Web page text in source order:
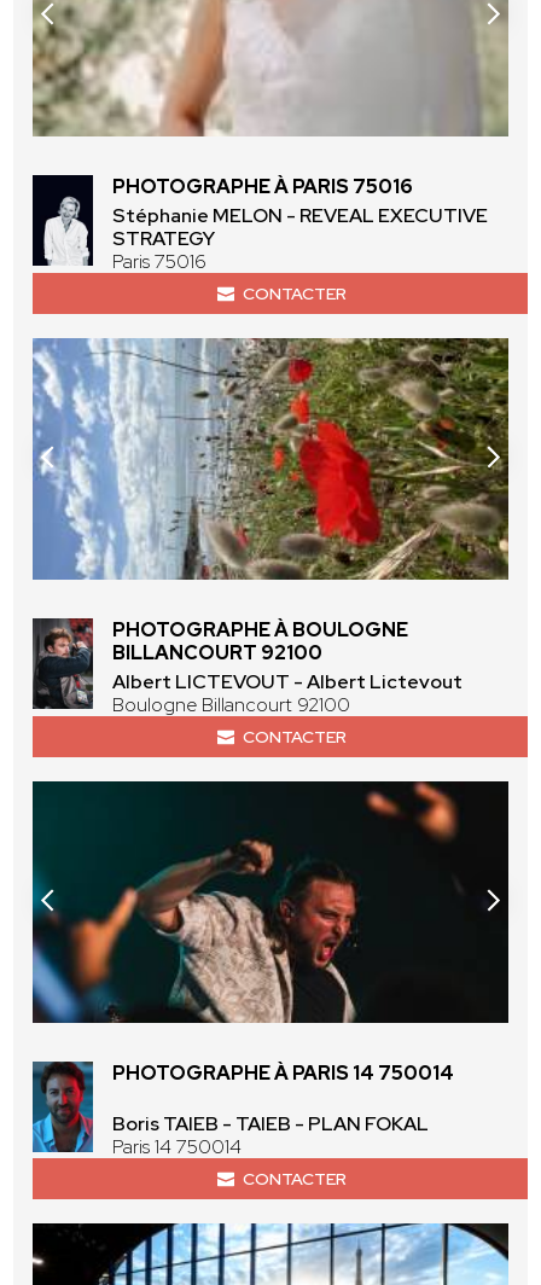
PHOTOGRAPHE À PARIS 75016
Stéphanie MELON - REVEAL EXECUTIVE
STRATEGY
Paris 75016
CONTACTER
PHOTOGRAPHE À BOULOGNE
BILLANCOURT 92100
Albert LICTEVOUT - Albert Lictevout
Boulogne Billancourt 92100
CONTACTER
PHOTOGRAPHE À PARIS 14 750014
Boris TAIEB - TAIEB - PLAN FOKAL
Paris 14 750014
CONTACTER